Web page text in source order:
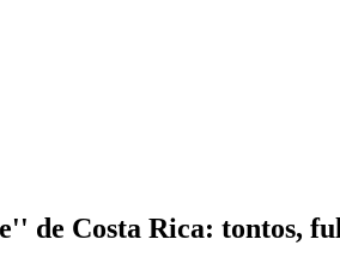
de Costa Rica: tontos,